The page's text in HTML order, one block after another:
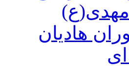
هادیان